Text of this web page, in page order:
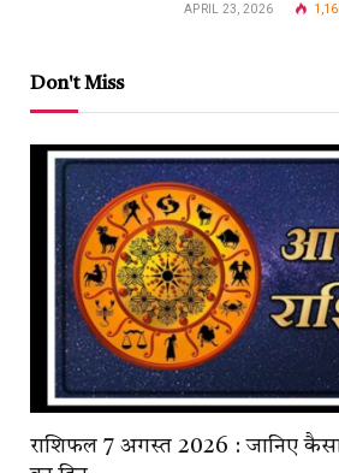
APRIL 23, 2026
Don't Miss
राशिफल 7 अगस्त 2026 : जानिए